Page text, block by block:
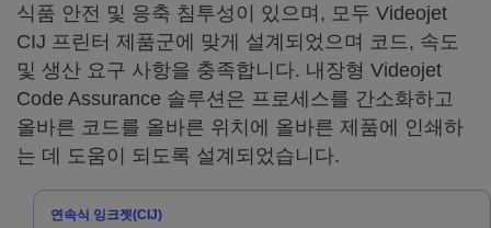
식품 안전 및 응축 침투성이 있으며, 모두 Videojet
CIJ 프린터 제품군에 맞게 설계되었으며 코드, 속도
및 생산 요구 사항을 충족합니다. 내장형 Videojet
Code Assurance 솔루션은 프로세스를 간소화하고
올바른 코드를 올바른 위치에 올바른 제품에 인쇄하
는 데 도움이 되도록 설계되었습니다.
연속식 잉크젯(CIJ)